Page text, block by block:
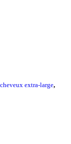
extra-large,